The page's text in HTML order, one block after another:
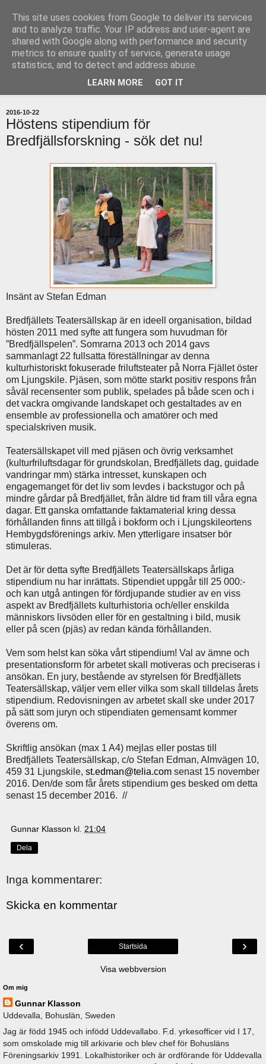
uddevallabloggen.se
med stort och smått från Uddevallas horisont
2016-10-22
Höstens stipendium för
Bredfjällsforskning - sök det nu!
Insänt av Stefan Edman
Bredfjällets Teatersällskap är en ideell organisation, bildad
hösten 2011 med syfte att fungera som huvudman för
”Bredfjällspelen”. Somrarna 2013 och 2014 gavs
sammanlagt 22 fullsatta föreställningar av denna
kulturhistoriskt fokuserade friluftsteater på Norra Fjället öster
om Ljungskile. Pjäsen, som mötte starkt positiv respons från
såväl recensenter som publik, spelades på både scen och i
det vackra omgivande landskapet och gestaltades av en
ensemble av professionella och amatörer och med
specialskriven musik.
Teatersällskapet vill med pjäsen och övrig verksamhet
(kulturfriluftsdagar för grundskolan, Bredfjällets dag, guidade
vandringar mm) stärka intresset, kunskapen och
engagemanget för det liv som levdes i backstugor och på
mindre gårdar på Bredfjället, från äldre tid fram till våra egna
dagar. Ett ganska omfattande faktamaterial kring dessa
förhållanden finns att tillgå i bokform och i Ljungskileortens
Hembygdsförenings arkiv. Men ytterligare insatser bör
stimuleras.
Det är för detta syfte Bredfjällets Teatersällskaps årliga
stipendium nu har inrättats. Stipendiet uppgår till 25 000:-
och kan utgå antingen för fördjupande studier av en viss
aspekt av Bredfjällets kulturhistoria och/eller enskilda
människors livsöden eller för en gestaltning i bild, musik
eller på scen (pjäs) av redan kända förhållanden.
Vem som helst kan söka vårt stipendium! Val av ämne och
presentationsform för arbetet skall motiveras och preciseras i
ansökan. En jury, bestående av styrelsen för Bredfjällets
Teatersällskap, väljer vem eller vilka som skall tilldelas årets
stipendium. Redovisningen av arbetet skall ske under 2017
på sätt som juryn och stipendiaten gemensamt kommer
överens om.
Skriftlig ansökan (max 1 A4) mejlas eller postas till
Bredfjällets Teatersällskap, c/o Stefan Edman, Almvägen 10,
459 31 Ljungskile, st.edman@telia.com senast 15 november
2016. Den/de som får årets stipendium ges besked om detta
senast 15 december 2016. //
Gunnar Klasson kl. 21:04
Dela
Inga kommentarer:
Skicka en kommentar
‹ ›
Startsida
Visa webbversion
Om mig
Gunnar Klasson
Uddevalla, Bohuslän, Sweden
Jag är född 1945 och infödd Uddevallabo. F.d. yrkesofficer vid I 17,
som omskolade mig till arkivarie och blev chef för Bohusläns
Föreningsarkiv 1991. Lokalhistoriker och är ordförande för Uddevalla
This site uses cookies from Google to deliver its services
and to analyze traffic. Your IP address and user-agent are
shared with Google along with performance and security
metrics to ensure quality of service, generate usage
statistics, and to detect and address abuse.
LEARN MORE GOT IT